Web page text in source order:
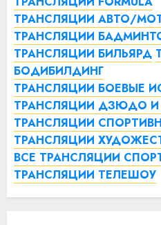
ТРАНСЛЯЦИИ АВТО/
ТРАНСЛЯЦИИ
ТРАНСЛЯЦИИ БИЛЬЯРД
БОДИБИЛДИНГ
ТРАНСЛЯЦИИ БОЕВЫЕ
ТРАНСЛЯЦИИ ДЗЮДО
ТРАНСЛЯЦИИ
ТРАНСЛЯЦИИ
ВСЕ ТРАНСЛЯЦИИ
ТРАНСЛЯЦИИ ТЕЛЕШОУ